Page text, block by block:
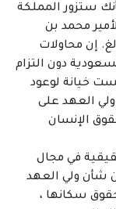
ستزور المملكة
محمد بن
إن محاولات
دون التزام
خيانة لوعود
العهد على
الإنسان
في مجال
شأن ولي العهد
سكانها ،